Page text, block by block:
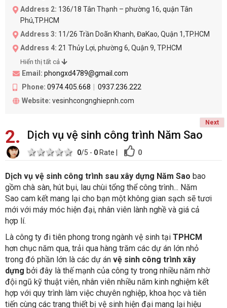
Address 2: 136/18 Tân Thạnh – phường 16, quận Tân
Phú,TP.HCM
Address 3: 11/26 Trần Doãn Khanh, ĐaKao, Quận 1,TP.HCM
Address 4: 21 Thủy Lợi, phường 6, Quận 9, TP.HCM
Hiển thị tất cả
Email: phongxd4789@gmail.com
Phone: 0974.405.668
0937.236.222
Website: vesinhcongnghiepnh.com
Next
2 Dịch vụ vệ sinh công trình Năm Sao
5 stars
4 stars
3 stars
2 stars
1 star 0/5 - 0Rate 0
Dịch vụ vệ sinh công trình sau xây dựng Năm Sao bao
gồm chà sàn, hút bụi, lau chùi tổng thể công trình... Năm
Sao cam kết mang lại cho bạn một không gian sạch sẽ tươi
mới với máy móc hiện đại, nhân viên lành nghề và giá cả
hợp lí.
Là công ty đi tiên phong trong ngành vệ sinh tại TPHCM
hơn chục năm qua, trải qua hàng trăm các dự án lớn nhỏ
trong đó phần lớn là các dự án vệ sinh công trình xây
dựng bởi đây là thế mạnh của công ty trong nhiều năm nhờ
đội ngũ kỹ thuật viên, nhân viên nhiều năm kinh nghiệm kết
hợp với quy trình làm việc chuyên nghiệp, khoa học và tiên
tiến cùng các trang thiết bị vệ sinh hiện đại mang lại hiệu